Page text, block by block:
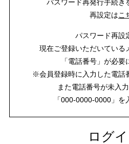
パスワード再発行手続き
再設定はこ
パスワード再設
現在ご登録いただいている
「電話番号」が必要
※会員登録時に入力した電話
また電話番号が未入
「000-0000-0000」を
ログ